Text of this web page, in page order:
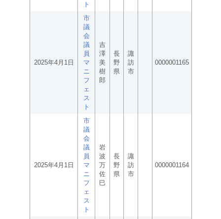
ト
2025年4月1日
市
議
会
議
員
マ
ニ
フ
ェ
ス
ト
吉
澤
美
樹
郎
長
野
県
諏
訪
市
0000001165
2025年4月1日
市
議
会
議
員
マ
ニ
フ
ェ
ス
ト
岩
波
万
佐
巳
長
野
県
諏
訪
市
0000001164